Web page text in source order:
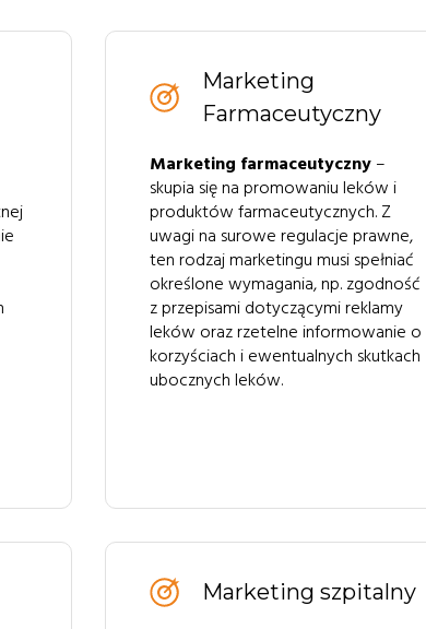
Marketing
Farmaceutyczny
Marketing farmaceutyczny–
skupia się na promowaniu leków i
produktów farmaceutycznych. Z
uwagi na surowe regulacje prawne,
ten rodzaj marketingu musi spełniać
określone wymagania, np. zgodność
z przepisami dotyczącymi reklamy
leków oraz rzetelne informowanie o
korzyściach i ewentualnych skutkach
ubocznych leków.
Marketing szpitalny